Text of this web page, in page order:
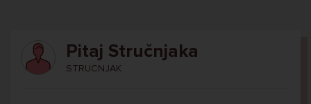
Pitaj Stručnjaka
STRUCNJAK